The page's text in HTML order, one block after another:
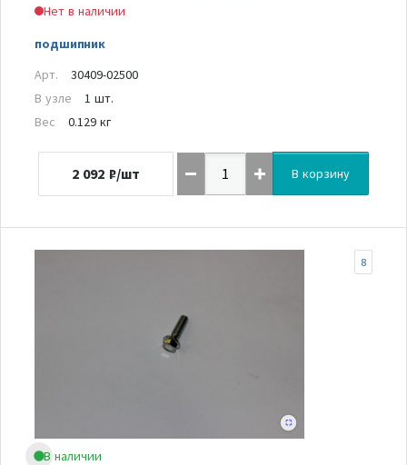
Нет в наличии
подшипник
Арт.
30409-02500
В узле
1 шт.
Вес
0.129 кг
2 092 ₽/шт В корзину
В наличии
8